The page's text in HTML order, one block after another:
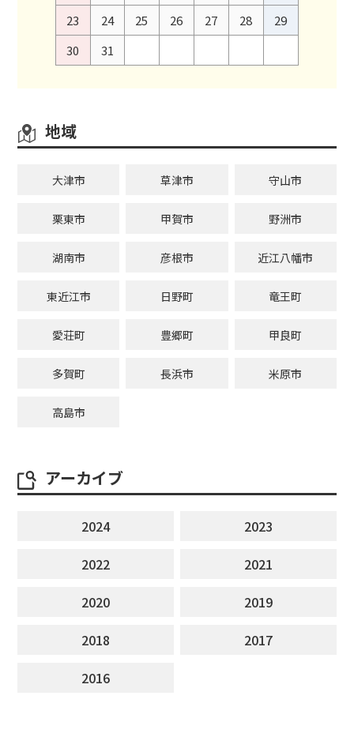
23
24 25 26 27 28
29
30
31
地域
大津市 草津市 守山市
栗東市 甲賀市 野洲市
湖南市 彦根市 近江八幡市
東近江市 日野町 竜王町
愛荘町 豊郷町 甲良町
多賀町 長浜市 米原市
高島市
アーカイブ
2024
2023
2022
2021
2020
2019
2018
2017
2016